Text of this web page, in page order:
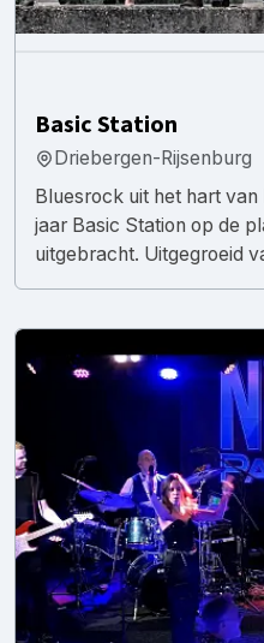
Basic Station
Driebergen-Rijsenburg
Bluesrock uit het hart
jaar Basic Station op de
uitgebracht. Uitgegroeid